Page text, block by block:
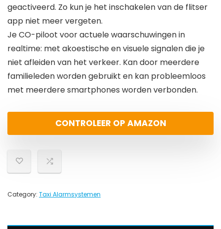
geactiveerd. Zo kun je het inschakelen van de flitser
app niet meer vergeten.
Je CO-piloot voor actuele waarschuwingen in
realtime: met akoestische en visuele signalen die je
niet afleiden van het verkeer. Kan door meerdere
familieleden worden gebruikt en kan probleemloos
met meerdere smartphones worden verbonden.
CONTROLEER OP AMAZON
Category: Taxi Alarmsystemen